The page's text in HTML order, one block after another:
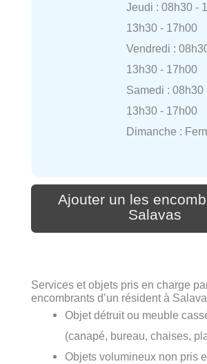
Jeudi : 08h30 -
13h30 - 17h00
Vendredi :
13h30 - 17h00
Samedi : 08h30
13h30 - 17h00
Dimanche :
Ajouter un les
Salavas
Services et objets pris en charge
encombrants d’un résident à
Objet détruit ou meuble
(canapé, bureau, chaises,
Objets volumineux non pris